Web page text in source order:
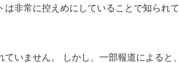
非常に控えめにしていることで知られて
いません。 しかし、一部報道によると、